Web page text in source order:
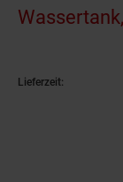
Lieferzeit: